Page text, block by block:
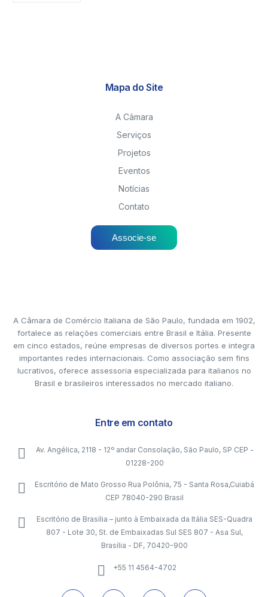
Mapa do Site
A Câmara
Serviços
Projetos
Eventos
Notícias
Contato
Associe-se
A Câmara de Comércio Italiana de São Paulo, fundada em 1902,
fortalece as relações comerciais entre Brasil e Itália. Presente
em cinco estados, reúne empresas de diversos portes e integra
importantes redes internacionais. Como associação sem fins
lucrativos, oferece assessoria especializada para italianos no
Brasil e brasileiros interessados no mercado italiano.
Entre em contato
Av. Angélica, 2118 - 12º andar Consolação, São Paulo, SP CEP -
01228-200
Escritório de Mato Grosso Rua Polônia, 75 - Santa Rosa,Cuiabá
CEP 78040-290 Brasil
Escritório de Brasília – junto à Embaixada da Itália SES-Quadra
807 - Lote 30, St. de Embaixadas Sul SES 807 - Asa Sul,
Brasília - DF, 70420-900
+55 11 4564-4702